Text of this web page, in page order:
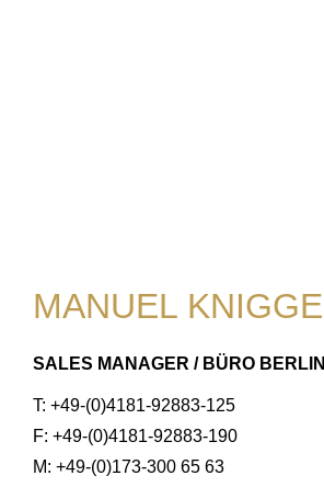
MANUEL KNIGGE
SALES MANAGER / BÜRO BERLIN
T: +49-(0)4181-92883-125
F: +49-(0)4181-92883-190
M: +49-(0)173-300 65 63